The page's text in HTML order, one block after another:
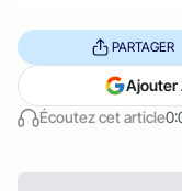
Écoutez cet article
PARTAGER
Ajouter